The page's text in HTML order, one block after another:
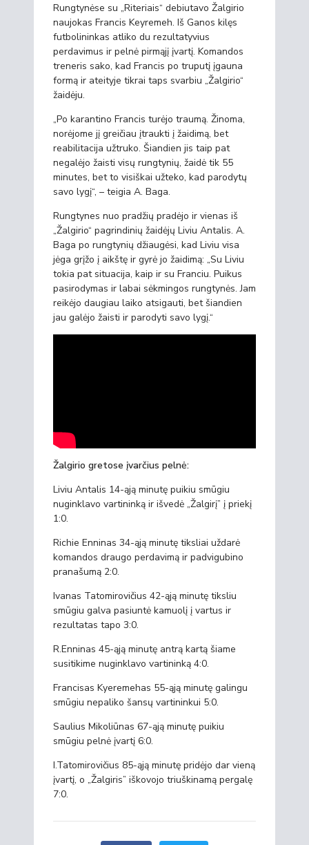
Rungtynėse su „Riteriais“ debiutavo Žalgirio
naujokas Francis Keyremeh. Iš Ganos kilęs
futbolininkas atliko du rezultatyvius
perdavimus ir pelnė pirmąjį įvartį. Komandos
treneris sako, kad Francis po truputį įgauna
formą ir ateityje tikrai taps svarbiu „Žalgirio“
žaidėju.
„Po karantino Francis turėjo traumą. Žinoma,
norėjome jį greičiau įtraukti į žaidimą, bet
reabilitacija užtruko. Šiandien jis taip pat
negalėjo žaisti visų rungtynių, žaidė tik 55
minutes, bet to visiškai užteko, kad parodytų
savo lygį“, – teigia A. Baga.
Rungtynes nuo pradžių pradėjo ir vienas iš
„Žalgirio“ pagrindinių žaidėjų Liviu Antalis. A.
Baga po rungtynių džiaugėsi, kad Liviu visa
jėga grįžo į aikštę ir gyrė jo žaidimą: „Su Liviu
tokia pat situacija, kaip ir su Franciu. Puikus
pasirodymas ir labai sėkmingos rungtynės. Jam
reikėjo daugiau laiko atsigauti, bet šiandien
jau galėjo žaisti ir parodyti savo lygį.“
Žalgirio gretose įvarčius pelnė:
Liviu Antalis 14-ąją minutę puikiu smūgiu
nuginklavo vartininką ir išvedė „Žalgirį” į priekį
1:0.
Richie Enninas 34-ąją minutę tiksliai uždarė
komandos draugo perdavimą ir padvigubino
pranašumą 2:0.
Ivanas Tatomirovičius 42-ąją minutę tiksliu
smūgiu galva pasiuntė kamuolį į vartus ir
rezultatas tapo 3:0.
R.Enninas 45-ąją minutę antrą kartą šiame
susitikime nuginklavo vartininką 4:0.
Francisas Kyeremehas 55-ąją minutę galingu
smūgiu nepaliko šansų vartininkui 5:0.
Saulius Mikoliūnas 67-ąją minutę puikiu
smūgiu pelnė įvartį 6:0.
I.Tatomirovičius 85-ąją minutę pridėjo dar vieną
įvartį, o „Žalgiris” iškovojo triuškinamą pergalę
7:0.